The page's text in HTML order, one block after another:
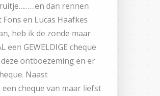
dan rennen
en Lucas Haafkes
heb ik de zonde maar
een GEWELDIGE cheque
ontboezeming en er
Naast
cheque van maar liefst